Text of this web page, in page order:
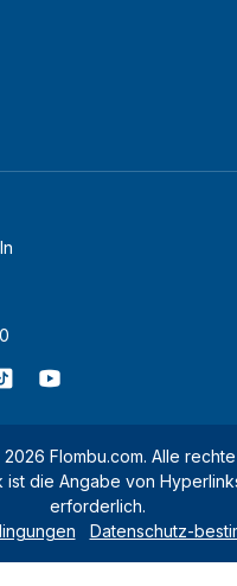
2026 Flombu.com. Alle
ist die Angabe von
erforderlich.
Datenschutz-